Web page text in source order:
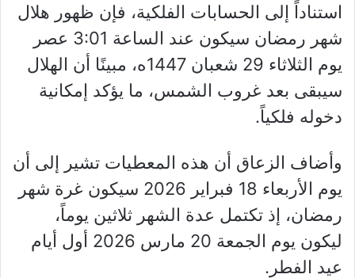
استناداً إلى الحسابات الفلكية، فإن ظهور هلال
شهر رمضان سيكون عند الساعة 3:01 عصر
يوم الثلاثاء 29 شعبان 1447ه، مبينًا أن الهلال
سيبقى بعد غروب الشمس، ما يؤكد إمكانية
دخوله فلكياً.
وأضاف الزعاق أن هذه المعطيات تشير إلى أن
يوم الأربعاء 18 فبراير 2026 سيكون غرة شهر
رمضان، إذ تكتمل عدة الشهر ثلاثين يوماً،
ليكون يوم الجمعة 20 مارس 2026 أول أيام
عيد الفطر.